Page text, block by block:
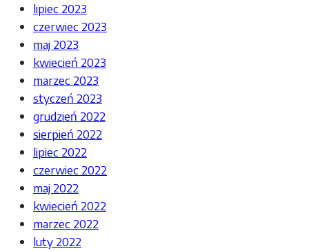
lipiec 2023
czerwiec 2023
maj 2023
kwiecień 2023
marzec 2023
styczeń 2023
grudzień 2022
sierpień 2022
lipiec 2022
czerwiec 2022
maj 2022
kwiecień 2022
marzec 2022
luty 2022